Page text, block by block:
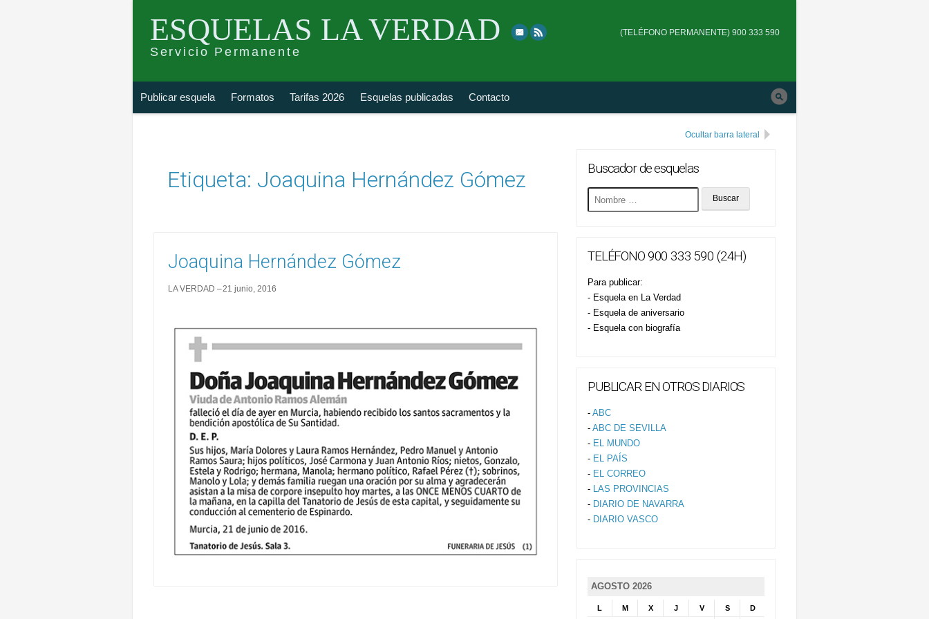
ESQUELAS LA VERDAD
Servicio Permanente
to
top
main
(TELÉFONO PERMANENTE) 900 333 590
Publicar esquela Formatos Tarifas 2026 Esquelas publicadas Contacto
esquela
Etiqueta: Joaquina Hernández Gómez
Joaquina Hernández Gómez
LA VERDAD 21 junio, 2016
Ocultar barra lateral
Buscador de esquelas
Buscar
esquela
TELÉFONO 900 333 590 (24H)
Para publicar:
- Esquela en La Verdad
- Esquela de aniversario
- Esquela con biografía
PUBLICAR EN OTROS DIARIOS
- ABC
- ABC DE SEVILLA
- EL MUNDO
- EL PAÍS
- EL CORREO
- LAS PROVINCIAS
- DIARIO DE NAVARRA
- DIARIO VASCO
AGOSTO 2026
L M X J V S D